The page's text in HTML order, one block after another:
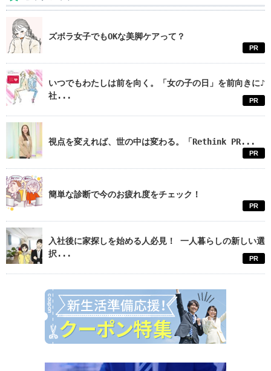
ズボラ女子でもOKな美脚ケアって？
PR
いつでもわたしは前を向く。「女の子の日」を前向きに♪
社...
PR
視点を変えれば、世の中は変わる。「Rethink PR...
PR
簡単な診断で今のお疲れ度をチェック！
PR
入社後に家探しを始める人必見！ 一人暮らしの新しい選
択...
PR